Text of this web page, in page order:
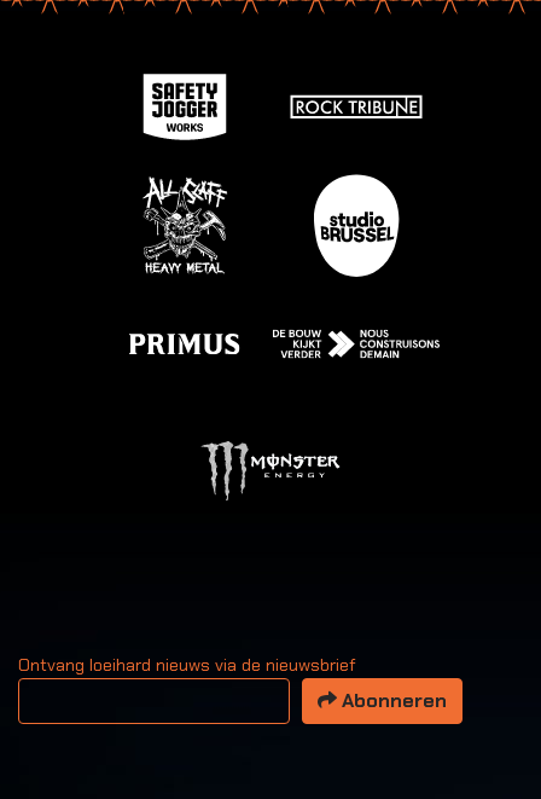
Ontvang loeihard nieuws via de nieuwsbrief
Uw email adres
Abonneren